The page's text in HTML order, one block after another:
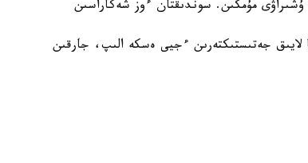
ۇشىراۋى مۇمكىن. سوندىقتان ءوز شەكاراسىن
لايىق جەتىستىكتەرىن ءجيى ەسكە الىپ، جارقىن